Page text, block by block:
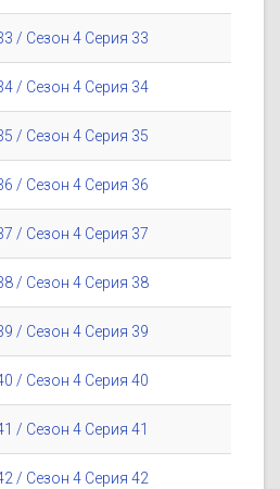
/ Сезон 4 Серия 33
/ Сезон 4 Серия 34
/ Сезон 4 Серия 35
/ Сезон 4 Серия 36
/ Сезон 4 Серия 37
/ Сезон 4 Серия 38
/ Сезон 4 Серия 39
/ Сезон 4 Серия 40
/ Сезон 4 Серия 41
/ Сезон 4 Серия 42